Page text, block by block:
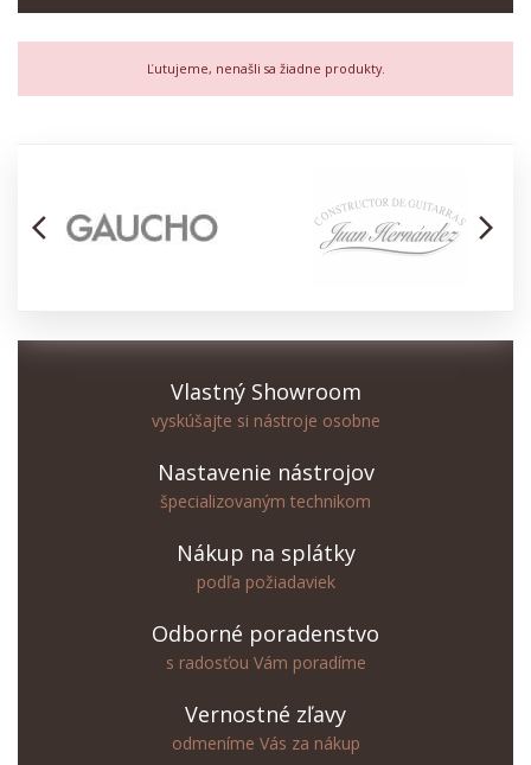
Ľutujeme, nenašli sa žiadne produkty.
arrow_back_ios arrow_forward_ios
Vlastný Showroom
vyskúšajte si nástroje osobne
Nastavenie nástrojov
špecializovaným technikom
Nákup na splátky
podľa požiadaviek
Odborné poradenstvo
s radosťou Vám poradíme
Vernostné zľavy
odmeníme Vás za nákup